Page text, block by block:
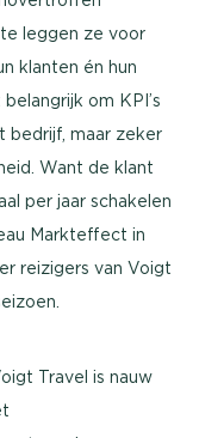
leggen ze voor
klanten én hun
om KPI’s
bedrijf, maar zeker
Want de klant
per jaar schakelen
Markteffect in
reizigers van Voigt
Travel is nauw